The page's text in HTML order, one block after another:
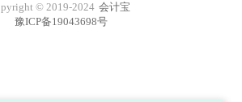
© 2019-2024 会计宝
豫ICP备19043698号